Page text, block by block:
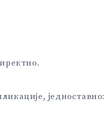
једноставно: